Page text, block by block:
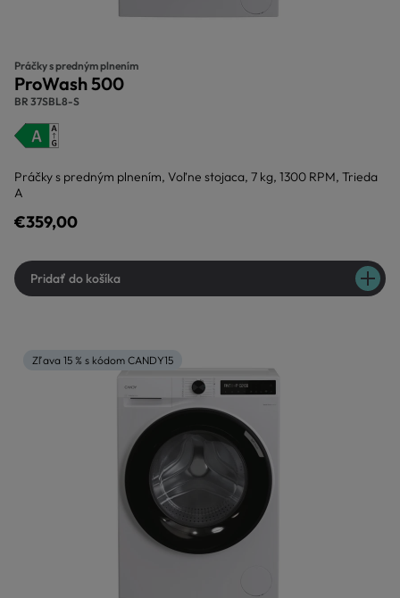
Práčky s predným plnením
ProWash 500
BR 37SBL8-S
Práčky s predným plnením, Voľne stojaca, 7 kg, 1300 RPM, Trieda
A
€359,00
Pridať do košíka
Zľava 15 % s kódom CANDY15